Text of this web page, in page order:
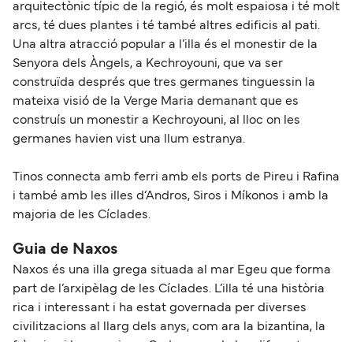
arquitectònic típic de la regió, és molt espaiosa i té molt
arcs, té dues plantes i té també altres edificis al pati.
Una altra atracció popular a l’illa és el monestir de la
Senyora dels Àngels, a Kechroyouni, que va ser
construïda després que tres germanes tinguessin la
mateixa visió de la Verge Maria demanant que es
construís un monestir a Kechroyouni, al lloc on les
germanes havien vist una llum estranya.
Tinos connecta amb ferri amb els ports de Pireu i Rafina
i també amb les illes d’Andros, Siros i Míkonos i amb la
majoria de les Cíclades.
Guia de Naxos
Naxos és una illa grega situada al mar Egeu que forma
part de l’arxipèlag de les Cíclades. L’illa té una història
rica i interessant i ha estat governada per diverses
civilitzacions al llarg dels anys, com ara la bizantina, la